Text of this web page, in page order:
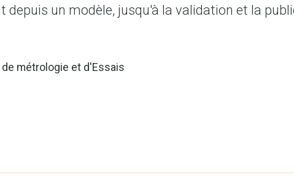
depuis un modèle, jusqu'à la validation et la
de métrologie et d'Essais